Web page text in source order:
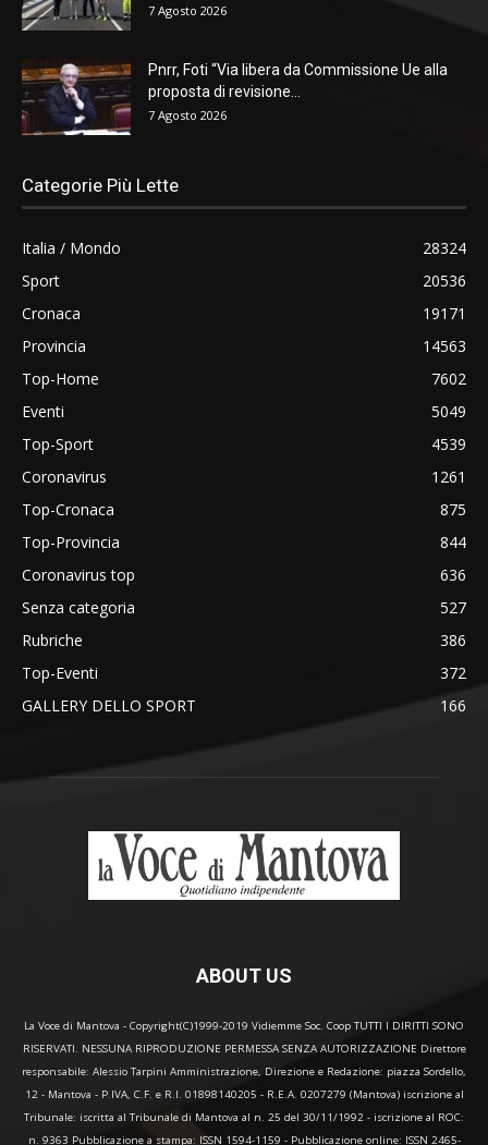
7 Agosto 2026
Pnrr, Foti “Via libera da Commissione Ue alla
proposta di revisione...
7 Agosto 2026
Categorie Più Lette
Italia / Mondo
28324
Sport
20536
Cronaca
19171
Provincia
14563
Top-Home
7602
Eventi
5049
Top-Sport
4539
Coronavirus
1261
Top-Cronaca
875
Top-Provincia
844
Coronavirus top
636
Senza categoria
527
Rubriche
386
Top-Eventi
372
GALLERY DELLO SPORT
166
ABOUT US
La Voce di Mantova - Copyright(C)1999-2019 Vidiemme Soc. Coop TUTTI I DIRITTI SONO
RISERVATI. NESSUNA RIPRODUZIONE PERMESSA SENZA AUTORIZZAZIONE Direttore
responsabile: Alessio Tarpini Amministrazione, Direzione e Redazione: piazza Sordello,
12 - Mantova - P.IVA, C.F. e R.I. 01898140205 - R.E.A. 0207279 (Mantova) iscrizione al
Tribunale: iscritta al Tribunale di Mantova al n. 25 del 30/11/1992 - iscrizione al ROC:
n. 9363 Pubblicazione a stampa: ISSN 1594-1159 - Pubblicazione online: ISSN 2465-